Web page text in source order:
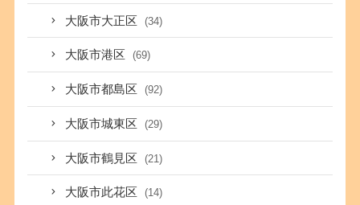
大阪市大正区 (34)
大阪市港区 (69)
大阪市都島区 (92)
大阪市城東区 (29)
大阪市鶴見区 (21)
大阪市此花区 (14)